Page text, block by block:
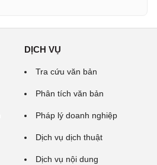
DỊCH VỤ
Tra cứu văn bản
Phân tích văn bản
Pháp lý doanh nghiệp
Dịch vụ dịch thuật
Dịch vụ nội dung